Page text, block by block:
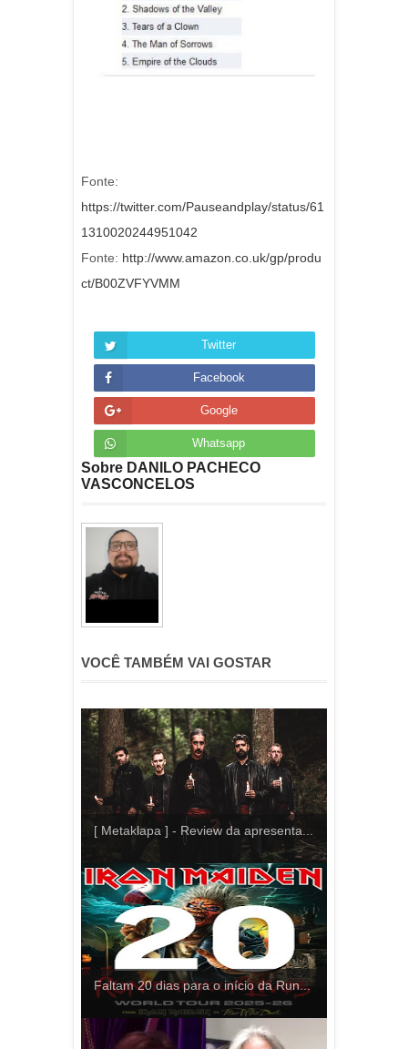
Fonte:
https://twitter.com/Pauseandplay/status/61
1310020244951042
Fonte: http://www.amazon.co.uk/gp/produ
ct/B00ZVFYVMM
Twitter
Facebook
Google
Whatsapp
Sobre DANILO PACHECO
VASCONCELOS
VOCÊ TAMBÉM VAI GOSTAR
[ Metaklapa ] - Review da apresenta...
Faltam 20 dias para o início da Run...